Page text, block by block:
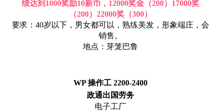
绩达到1000奖励10新币，12000奖金（200）17000奖
（200）22000奖（300）
要求：40岁以下，男女都可以，熟练美发，形象端庄，会
销售。
地点：芽笼巴鲁
WP 操作工 2200-2400
政通出国劳务
电子工厂